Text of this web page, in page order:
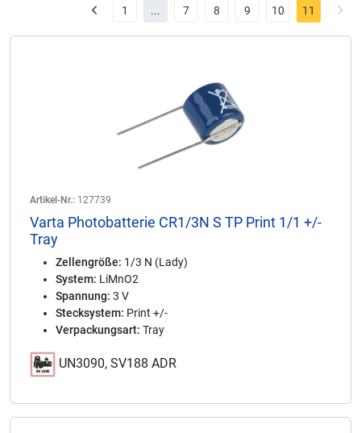
1 ... 7 8 9 10 11
Artikel-Nr.: 127739
Varta Photobatterie CR1/3N S TP Print 1/1 +/-
Tray
Zellengröße: 1/3 N (Lady)
System: LiMnO2
Spannung: 3 V
Stecksystem: Print +/-
Verpackungsart: Tray
UN3090, SV188 ADR